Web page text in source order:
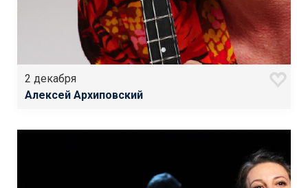
2 декабря
Алексей Архиповский